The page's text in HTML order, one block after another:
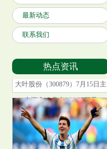
最新动态
联系我们
热点资讯
大叶股份（300879）7月15日主
力资金净卖出144.67万元